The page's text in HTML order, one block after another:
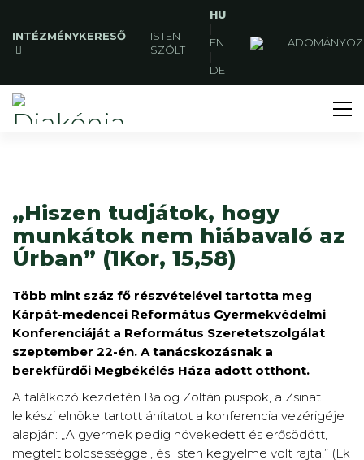
INTÉZMÉNYKERESŐ
ISTEN
SZÓLT
HU
|
EN
|
DE
„Hiszen tudjátok, hogy
munkátok nem hiábavaló az
Úrban” (1Kor, 15,58)
Több mint száz fő részvételével tartotta meg
Kárpát-medencei Református Gyermekvédelmi
Konferenciáját a Református Szeretetszolgálat
szeptember 22-én. A tanácskozásnak a
berekfürdői Megbékélés Háza adott otthont.
A találkozó kezdetén Balog Zoltán püspök, a Zsinat
lelkészi elnöke tartott áhítatot a konferencia vezérigéje
alapján: „A gyermek pedig növekedett és erősödött,
megtelt bölcsességgel, és Isten kegyelme volt rajta.” (Lk